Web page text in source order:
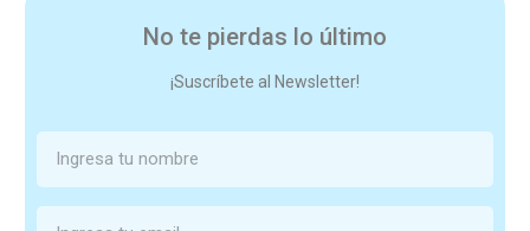
No te pierdas lo último
¡Suscríbete al Newsletter!